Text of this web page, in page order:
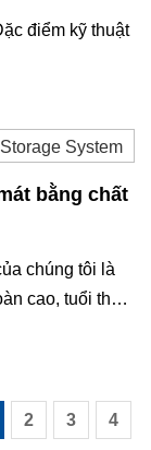
điểm kỹ thuật
bằng chất
cao, tuổi thọ
2 3 4